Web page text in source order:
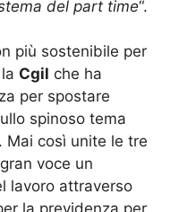
del part time“.
più sostenibile per
Cgil che ha
per spostare
spinoso tema
. Mai così unite le tre
voce un
lavoro attraverso
la previdenza per